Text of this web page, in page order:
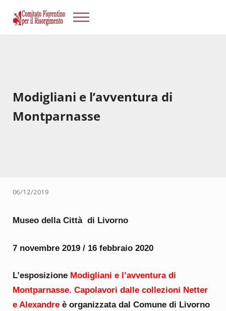
Risorgimento Firenze
Menu
Modigliani e l’avventura di
Montparnasse
06/12/2019
Museo della Città di Livorno
7 novembre 2019 / 16 febbraio 2020
L’esposizione Modigliani e l’avventura di
Montparnasse. Capolavori dalle collezioni Netter
e Alexandreè organizzata dal Comune di Livorno